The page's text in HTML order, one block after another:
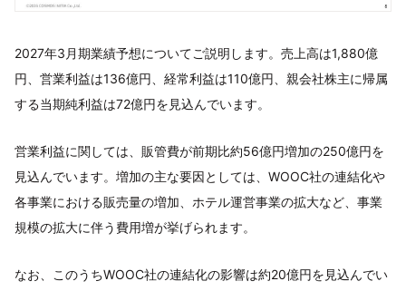
2027年3月期業績予想についてご説明します。売上高は1,880億
円、営業利益は136億円、経常利益は110億円、親会社株主に帰属
する当期純利益は72億円を見込んでいます。
営業利益に関しては、販管費が前期比約56億円増加の250億円を
見込んでいます。増加の主な要因としては、WOOC社の連結化や
各事業における販売量の増加、ホテル運営事業の拡大など、事業
規模の拡大に伴う費用増が挙げられます。
なお、このうちWOOC社の連結化の影響は約20億円を見込んでい